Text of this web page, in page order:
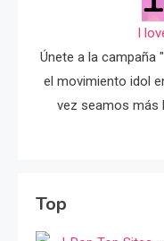
I
Únete a la campaña
el movimiento idol
vez seamos más
Top